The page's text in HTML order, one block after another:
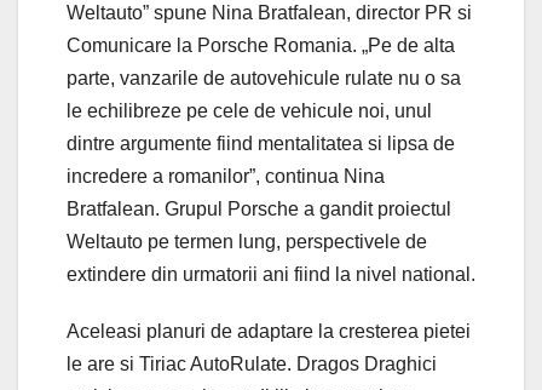
Weltauto” spune Nina Bratfalean, director PR si
Comunicare la Porsche Romania. „Pe de alta
parte, vanzarile de autovehicule rulate nu o sa
le echilibreze pe cele de vehicule noi, unul
dintre argumente fiind mentalitatea si lipsa de
incredere a romanilor”, continua Nina
Bratfalean. Grupul Porsche a gandit proiectul
Weltauto pe termen lung, perspectivele de
extindere din urmatorii ani fiind la nivel national.
Aceleasi planuri de adaptare la cresterea pietei
le are si Tiriac AutoRulate. Dragos Draghici